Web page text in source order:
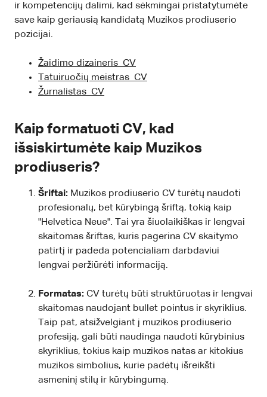
ir kompetencijų dalimi, kad sėkmingai pristatytumėte
save kaip geriausią kandidatą Muzikos prodiuserio
pozicijai.
Žaidimo dizaineris CV
Tatuiruočių meistras CV
Žurnalistas CV
Kaip formatuoti CV, kad
išsiskirtumėte kaip Muzikos
prodiuseris?
Šriftai: Muzikos prodiuserio CV turėtų naudoti
profesionalų, bet kūrybingą šriftą, tokią kaip
"Helvetica Neue". Tai yra šiuolaikiškas ir lengvai
skaitomas šriftas, kuris pagerina CV skaitymo
patirtį ir padeda potencialiam darbdaviui
lengvai peržiūrėti informaciją.
Formatas: CV turėtų būti struktūruotas ir lengvai
skaitomas naudojant bullet pointus ir skyriklius.
Taip pat, atsižvelgiant į muzikos prodiuserio
profesiją, gali būti naudinga naudoti kūrybinius
skyriklius, tokius kaip muzikos natas ar kitokius
muzikos simbolius, kurie padėtų išreikšti
asmeninį stilų ir kūrybingumą.